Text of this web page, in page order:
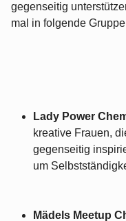
gegenseitig
mal in folgende
Lady Power
kreative Frauen,
gegenseitig
um
Mädels Meetup